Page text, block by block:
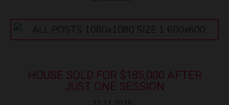
HOUSE SOLD FOR $185,000 AFTER
JUST ONE SESSION